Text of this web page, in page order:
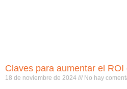
Claves para aumentar el
18 de noviembre de 2024 No hay